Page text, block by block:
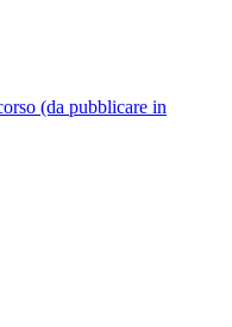
(da pubblicare in